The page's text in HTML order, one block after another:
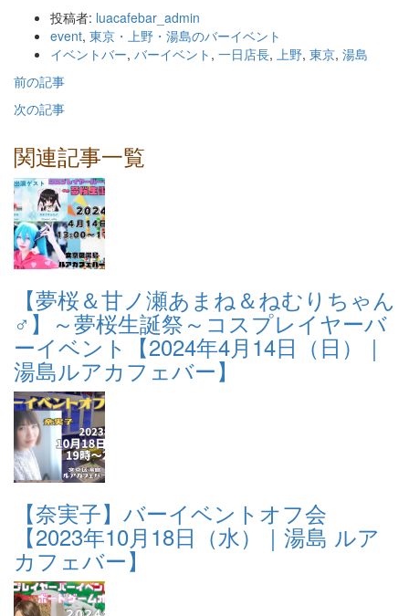
投稿者: luacafebar_admin
event, 東京・上野・湯島のバーイベント
イベントバー, バーイベント , 一日店長, 上野, 東京, 湯島
前の記事
次の記事
関連記事一覧
【夢桜＆甘ノ瀬あまね＆ねむりちゃん
♂】～夢桜生誕祭～コスプレイヤーバ
ーイベント【2024年4月14日（日）｜
湯島ルアカフェバー】
【奈実子】バーイベントオフ会
【2023年10月18日（水）｜湯島 ルア
カフェバー】